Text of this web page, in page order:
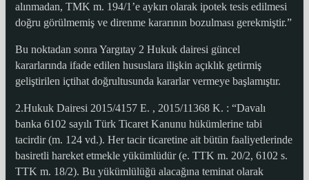
alınmadan, TMK m. 194/1’e aykırı olarak ipotek tesis edilmesi
doğru görülmemiş ve direnme kararının bozulması gerekmiştir.”
Bu noktadan sonra Yargıtay 2 Hukuk dairesi güncel
kararlarında ifade edilen hususlara ilişkin açıklık getirmiş
geliştirilen içtihat doğrultusunda kararlar vermeye başlamıştır.
2.Hukuk Dairesi 2015/4157 E. , 2015/11368 K. : “Davalı
banka 6102 sayılı Türk Ticaret Kanunu hükümlerine tabi
tacirdir (m. 124 vd.). Her tacir ticaretine ait bütün faaliyetlerinde
basiretli hareket etmekle yükümlüdür (e. TTK m. 20/2, 6102 s.
TTK m. 18/2). Bu yükümlülüğü alacağına teminat olarak